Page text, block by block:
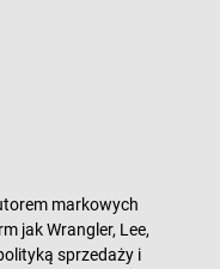
markowych
jak Wrangler, Lee,
sprzedaży i